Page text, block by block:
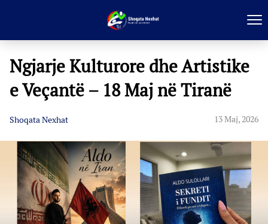
Ngjarje Kulturore dhe Artistike
e Veçantë – 18 Maj në Tiranë
Shoqata Nexhat 13 Maj, 2026